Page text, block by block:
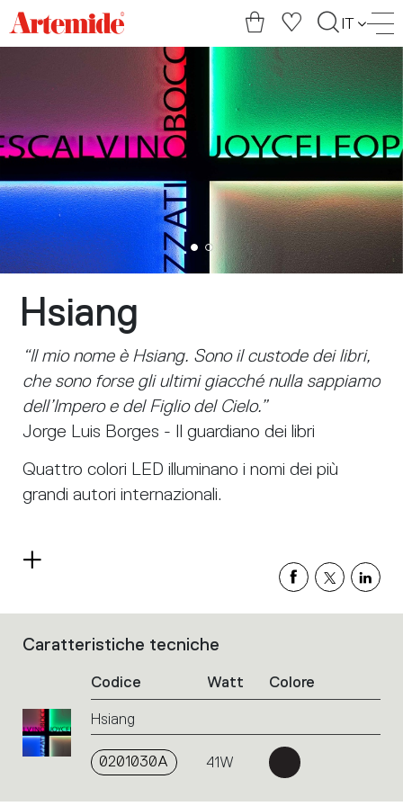
Artemide
home
page
IT
Hsiang
“Il mio nome è Hsiang. Sono il custode dei libri,
che sono forse gli ultimi giacché nulla sappiamo
dell’Impero e del Figlio del Cielo.”
Jorge Luis Borges - Il guardiano dei libri
Quattro colori LED illuminano i nomi dei più
grandi autori internazionali.
Leggi
Elenco
Cliccare
sul
singolo
Caratteristiche tecniche
Codice Watt Colore
Hsiang
0201030A 41W